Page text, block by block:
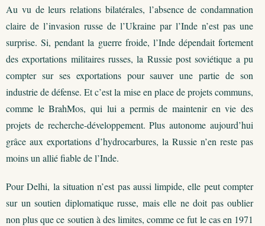
Au vu de leurs relations bilatérales, l’absence de condamnation
claire de l’invasion russe de l’Ukraine par l’Inde n’est pas une
surprise. Si, pendant la guerre froide, l’Inde dépendait fortement
des exportations militaires russes, la Russie post soviétique a pu
compter sur ses exportations pour sauver une partie de son
industrie de défense. Et c’est la mise en place de projets communs,
comme le BrahMos, qui lui a permis de maintenir en vie des
projets de recherche-développement. Plus autonome aujourd’hui
grâce aux exportations d’hydrocarbures, la Russie n’en reste pas
moins un allié fiable de l’Inde.
Pour Delhi, la situation n’est pas aussi limpide, elle peut compter
sur un soutien diplomatique russe, mais elle ne doit pas oublier
non plus que ce soutien à des limites, comme ce fut le cas en 1971